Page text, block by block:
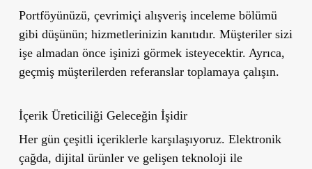
Portföyünüzü, çevrimiçi alışveriş inceleme bölümü
gibi düşünün; hizmetlerinizin kanıtıdır. Müşteriler sizi
işe almadan önce işinizi görmek isteyecektir. Ayrıca,
geçmiş müşterilerden referanslar toplamaya çalışın.
İçerik Üreticiliği Geleceğin İşidir
Her gün çeşitli içeriklerle karşılaşıyoruz. Elektronik
çağda, dijital ürünler ve gelişen teknoloji ile